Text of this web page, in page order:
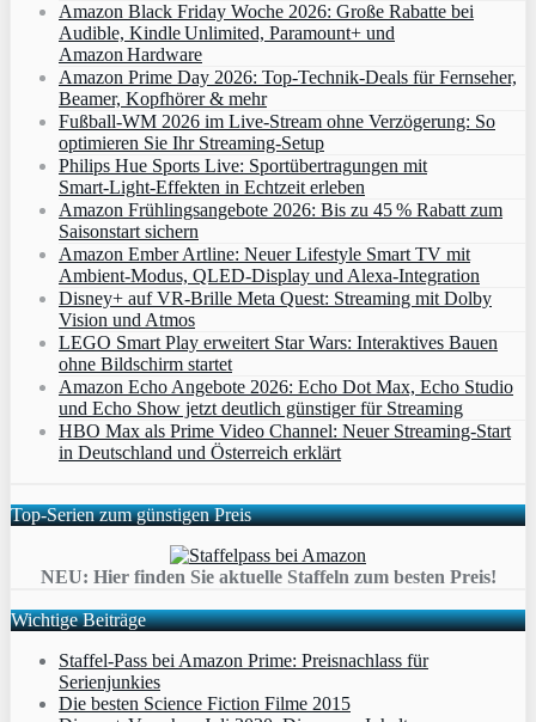
Amazon Black Friday Woche 2026: Große Rabatte bei
Audible, Kindle Unlimited, Paramount+ und
Amazon Hardware
Amazon Prime Day 2026: Top-Technik-Deals für Fernseher,
Beamer, Kopfhörer & mehr
Fußball-WM 2026 im Live-Stream ohne Verzögerung: So
optimieren Sie Ihr Streaming-Setup
Philips Hue Sports Live: Sportübertragungen mit
Smart‑Light‑Effekten in Echtzeit erleben
Amazon Frühlingsangebote 2026: Bis zu 45 % Rabatt zum
Saisonstart sichern
Amazon Ember Artline: Neuer Lifestyle Smart TV mit
Ambient‑Modus, QLED‑Display und Alexa‑Integration
Disney+ auf VR-Brille Meta Quest: Streaming mit Dolby
Vision und Atmos
LEGO Smart Play erweitert Star Wars: Interaktives Bauen
ohne Bildschirm startet
Amazon Echo Angebote 2026: Echo Dot Max, Echo Studio
und Echo Show jetzt deutlich günstiger für Streaming
HBO Max als Prime Video Channel: Neuer Streaming‑Start
in Deutschland und Österreich erklärt
Top-Serien zum günstigen Preis
NEU: Hier finden Sie aktuelle Staffeln zum besten Preis!
Wichtige Beiträge
Staffel-Pass bei Amazon Prime: Preisnachlass für
Serienjunkies
Die besten Science Fiction Filme 2015